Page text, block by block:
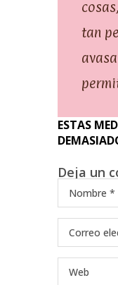
tan
ESTAS
Deja un